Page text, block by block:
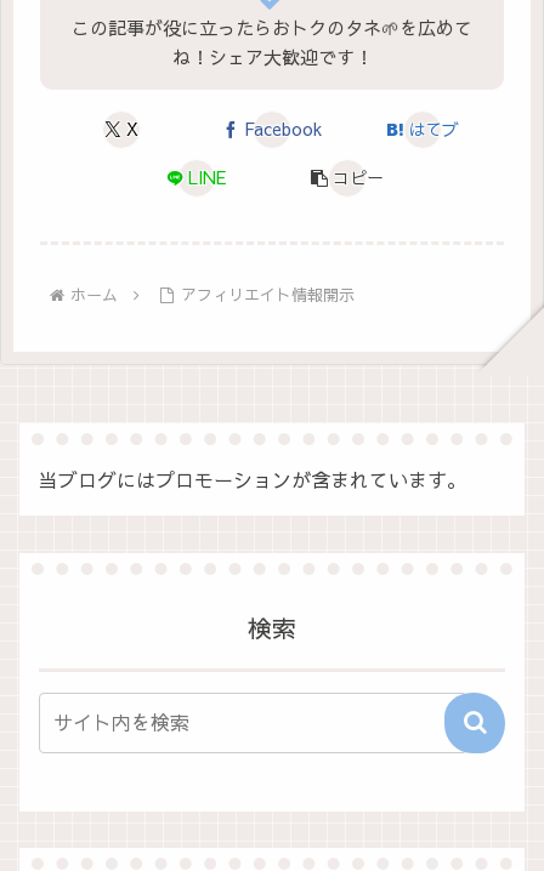
この記事が役に立ったらおトクのタネ🌱を広めて
ね！シェア大歓迎です！
X Facebook
はてブ
LINE
コピー
ホーム アフィリエイト情報開示
当ブログにはプロモーションが含まれています。
検索